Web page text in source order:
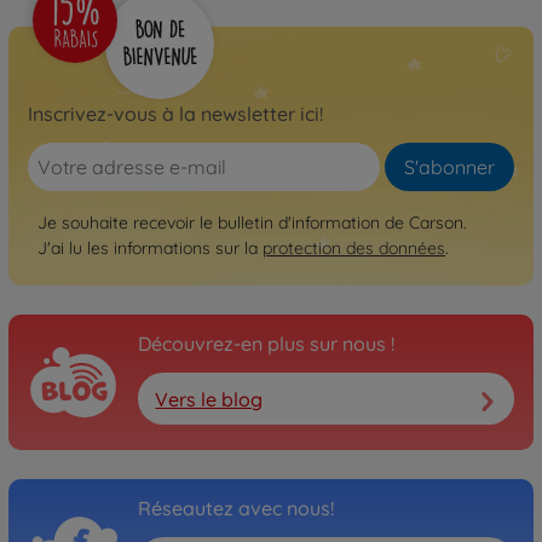
Archive
500409051
Non disponible
1:8 Virus 4.1 4S BL 2.4G RTR
500409060
Non disponible
Archive
1:8 Virus 4.1 4S BL 2.4G
100% RTR
500409061
Non disponible
Inscrivez-vous à la newsletter ici!
S'abonner
Je souhaite recevoir le bulletin d'information de Carson.
J'ai lu les informations sur la protection des données.
Découvrez-en plus sur nous !
Vers le blog
Réseautez avec nous!